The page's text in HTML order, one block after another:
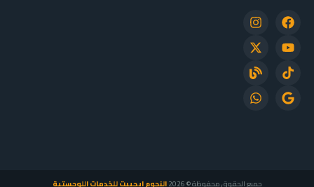
جميع الحقوق محفوظة © 2026 النجوم إيجيبت للخدمات اللوجستية